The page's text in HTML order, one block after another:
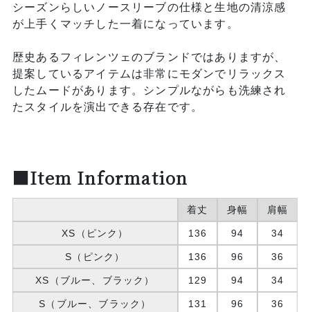
シーズンらしいノースリーブの仕様と生地の清涼感
が上手くマッチした一着になっています。
歴史あるフィレンツェのブランドではありますが、
提案しているアイテムは非常にモダンでリラックス
したムードがあります。シンプルながらも洗練され
たスタイルを演出できる存在です。
■Item Information
着丈 身幅 肩幅
XS（ピンク） 136 94 34
S（ピンク） 136 96 36
XS（ブルー、ブラック） 129 94 34
S（ブルー、ブラック） 131 96 36